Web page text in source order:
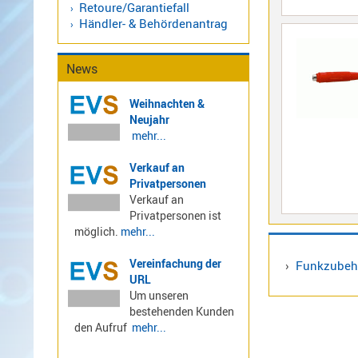
UMTS,
Multiband
Nagoya
Zubehör
Kenwood
Standard
Retoure/Garantiefall
Händler- & Behördenantrag
News
Weihnachten &
Neujahr
mehr...
Verkauf an
Privatpersonen
Verkauf an
Privatpersonen ist
möglich. mehr...
Vereinfachung der
URL
Um unseren
bestehenden Kunden
den Aufruf mehr...
›